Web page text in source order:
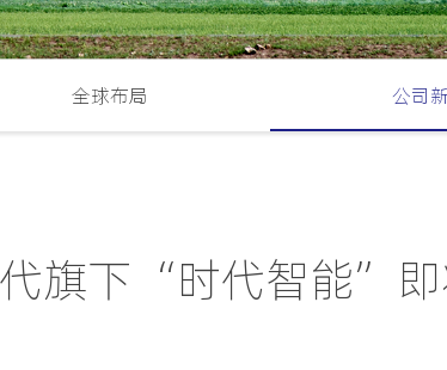
全球布局 公司
旗下“时代智能”